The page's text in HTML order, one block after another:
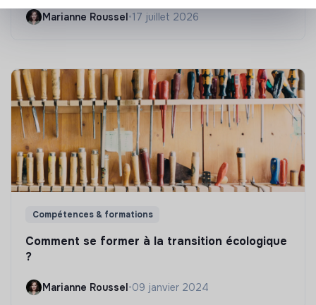
Marianne Roussel•17 juillet 2026
Compétences & formations
Comment se former à la transition écologique
?
Marianne Roussel•09 janvier 2024